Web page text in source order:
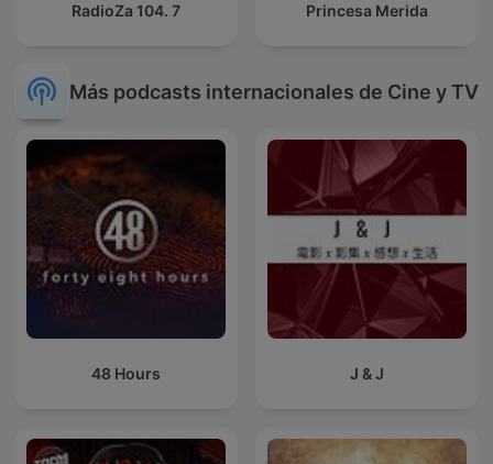
RadioZa 104. 7 Princesa Merida
Más podcasts internacionales de Cine y TV
48 Hours J & J